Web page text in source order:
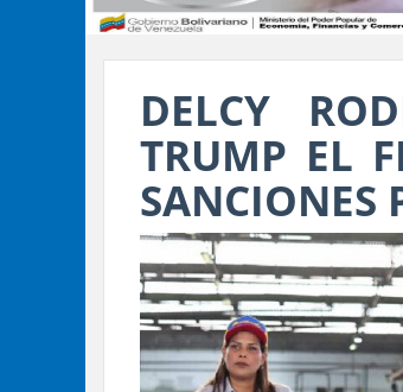
DELCY
TRUMP EL
SANCIONES